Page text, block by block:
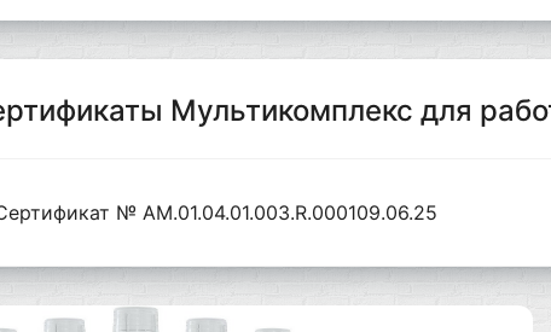
Мультикомплекс для
№ AM.01.04.01.003.R.000109.06.25